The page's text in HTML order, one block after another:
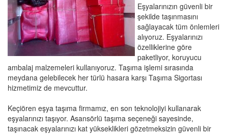
Eşyalarınızın güvenli bir
şekilde taşınmasını
sağlayacak tüm önlemleri
alıyoruz. Eşyalarınızı
özelliklerine göre
paketliyor, koruyucu
ambalaj malzemeleri kullanıyoruz. Taşıma işlemi sırasında
meydana gelebilecek her türlü hasara karşı Taşıma Sigortası
hizmetimiz de mevcuttur.
Keçiören eşya taşıma firmamız, en son teknolojiyi kullanarak
eşyalarınızı taşıyor. Asansörlü taşıma seçeneği sayesinde,
taşınacak eşyalarınızı kat yükseklikleri gözetmeksizin güvenli bir